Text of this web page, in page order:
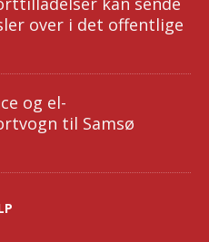
over i det offentlige
og el-
til Samsø